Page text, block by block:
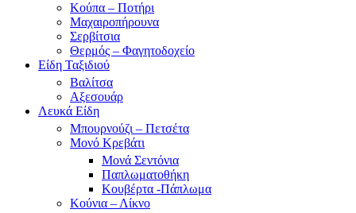
Κούπα – Ποτήρι
Μαχαιροπήρουνα
Σερβίτσια
Θερμός – Φαγητοδοχείο
Είδη Ταξιδιού
Βαλίτσα
Αξεσουάρ
Λευκά Είδη
Μπουρνούζι – Πετσέτα
Μονό Κρεβάτι
Μονά Σεντόνια
Παπλωματοθήκη
Κουβέρτα -Πάπλωμα
Κούνια – Λίκνο